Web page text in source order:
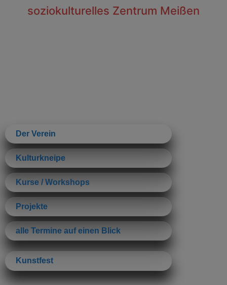
soziokulturelles Zentrum Meißen
Der Verein
Kulturkneipe
Kurse / Workshops
Projekte
alle Termine auf einen Blick
Kunstfest